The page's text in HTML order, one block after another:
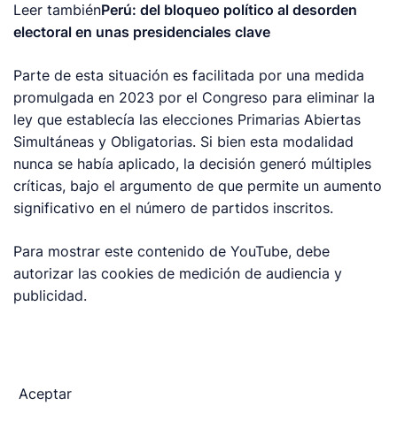
Leer tambiénPerú: del bloqueo político al desorden
electoral en unas presidenciales clave
Parte de esta situación es facilitada por una medida
promulgada en 2023 por el Congreso para eliminar la
ley que establecía las elecciones Primarias Abiertas
Simultáneas y Obligatorias. Si bien esta modalidad
nunca se había aplicado, la decisión generó múltiples
críticas, bajo el argumento de que permite un aumento
significativo en el número de partidos inscritos.
Para mostrar este contenido de YouTube, debe
autorizar las cookies de medición de audiencia y
publicidad.
Aceptar